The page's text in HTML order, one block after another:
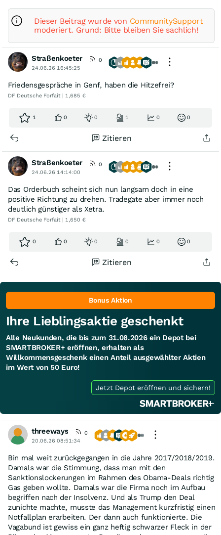
Dieser Beitrag wurde von CommunitySupport
moderiert. Grund: Bitte bleiben Sie sachlich!
Straßenkoeter
0
24.06.26 16:45:25
Friedensgespräche in Genf, haben die Hitzefrei?
DF Deutsche Forfait | 1,685 €
1 0 0 1 0 0
Zitieren
Straßenkoeter
0
24.06.26 14:14:00
Das Orderbuch scheint sich nun langsam doch in eine
positive Richtung zu drehen. Tradegate aber immer noch
deutlich günstiger als Xetra.
DF Deutsche Forfait | 1,650 €
0 0 0 0 0 0
Zitieren
Bonus Aktion
Ihre Lieblingsaktie geschenkt
Alle Neukunden, die bis zum 31.08.2026 ein Depot bei
SMARTBROKER+ eröffnen, erhalten als
Willkommensgeschenk einen Anteil ausgewählter Aktien
im Wert von 50 Euro!
Jetzt Depot eröffnen und sichern!
threeways
0
20.06.26 08:51:34
Bin mal weit zurückgegangen in die Jahre 2017/2018/2019.
Damals war die Stimmung, dass man mit den
Sanktionslockerungen im Rahmen des Obama-Deals richtig
Gas geben wollte. Damals war die Firma noch im Aufbau
begriffen nach der Insolvenz. Und als Trump den Deal
zunichte machte, musste das Management kurzfristig einen
Notfallplan erarbeiten. Der dann auch funktionierte. Die
Vagabund ist gewiss ein ganz heftig schwarzer Fleck in der